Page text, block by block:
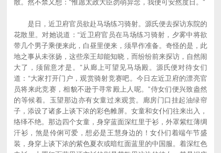
散。然不禁又想：“惟愿太政大臣勿萌异念，我便可安然度日。”
是日，近卫府官员欲赴马场练习骑射。源氏便去探访东院的
花散里。对她说道：“近卫府官员在马场练习骑射，夕雾中将欲
带几个男子乘便来此，白昼里便来，须早作准备。奇怪的是，此
地之事从未张扬，这些亲王却能知晓，而纷纷前来探访，自然闹
大了，须留意才是。”从廊上可望见马场殿。源氏便对待女们
道：“大家打开门户，观赏骑射竞赛吧。今日左近卫府的漂亮官
员将来此竞赛，相貌不逊于寻常殿上人呢。”侍女们便兴致盎然
的等候着。玉望那边亦有女童过来观赏。廊房门口挂起油绿帘
子，添设了诸多上谈下浓的彩色帷屏。女童和女仆们往来出入，
络绎不绝。那边四个女童，身穿蓝面深红里于衫，外罩紫红薄绸
汗衫，煞是伶俐可爱，想必是王慧身边的！女仆们着端午节盛
装，身穿上谈下浓的紫色夏衣或暗红面蓝里的中国服。着深红色